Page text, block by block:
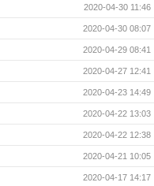
2020-04-30 11:46
2020-04-30 08:07
2020-04-29 08:41
2020-04-27 12:41
2020-04-23 14:49
2020-04-22 13:03
2020-04-22 12:38
2020-04-21 10:05
2020-04-17 14:17